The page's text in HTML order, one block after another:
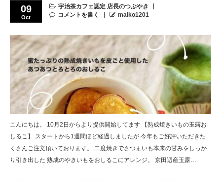
09
Oct
宇治茶カフェ認定 店長のつぶやき
コメントを書く
maiko1201
こんにちは。 10月2日からより提供開始してます 【熟成焼きいもの玉露お
しるこ】 スタートから1週間ほど経過しましたが 今年もご好評いただきた
くさんご注文頂いております。 二度焼きでさつまいも本来の甘みをしっか
り引き出した 熟成のやきいもをおしるこにアレンジ。 京田辺産玉露…